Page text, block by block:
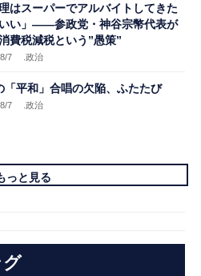
理はスーパーでアルバイトしてきた
い」――参政党・神谷宗幣代表が
費税減税という”愚策”
8/7 .政治
「平和」合唱の欠陥、ふたたび
8/7 .政治
っと見る